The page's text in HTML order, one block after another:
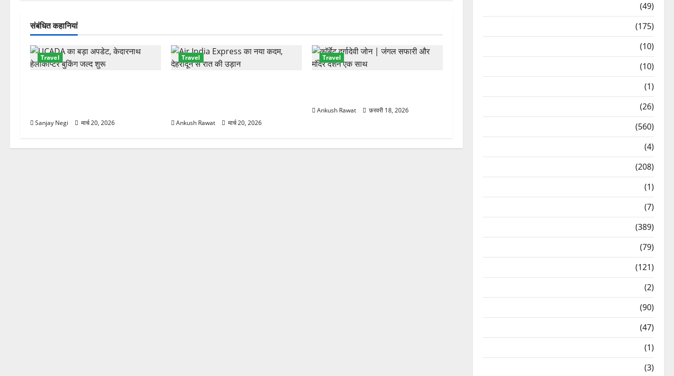
गे
श
न
संबंधित कहानियां
Travel
Sanjay Negi मार्च 20, 2026
Travel
Ankush Rawat मार्च 20, 2026
Travel
Ankush Rawat फ़रवरी 18, 2026
(49)
(175)
(10)
(10)
(1)
(26)
(560)
(4)
(208)
(1)
(7)
(389)
(79)
(121)
(2)
(90)
(47)
(1)
(3)